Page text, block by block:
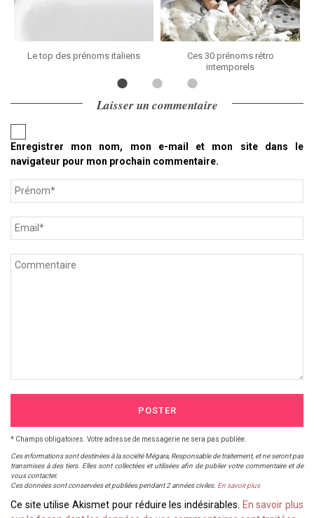
Le top des prénoms italiens
Ces 30 prénoms rétro
intemporels
Laisser un commentaire
Enregistrer mon nom, mon e-mail et mon site dans le
navigateur pour mon prochain commentaire.
POSTER
* Champs obligatoires. Votre adresse de messagerie ne sera pas publiée.
Ces informations sont destinées à la société Mégara, Responsable de traitement, et ne seront pas
transmises à des tiers. Elles sont collectées et utilisées afin de publier votre commentaire et de
vous contacter.
Ces données sont conservées et publiées pendant 2 années civiles. En savoir plus
Ce site utilise Akismet pour réduire les indésirables. En savoir plus